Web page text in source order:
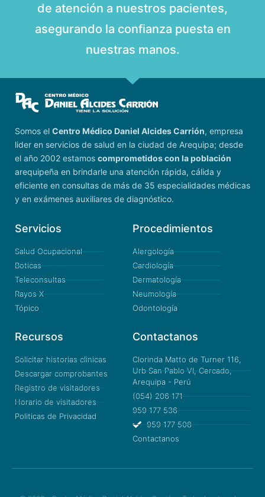
de atención a nuestros pacientes,
asegurando la confianza puesta en
nuestras manos.
Somos el Centro Médico Daniel Alcides Carrión, empresa
lider en servicios de salud en la ciudad de Arequipa; desde
el año 2002 estamos comprometidos con la población
arequipeña en brindarle una atención rápida, cálida y
eficiente en consultas de más de 35 especialidades médicas
y en exámenes auxiliares de diagnóstico.
Servicios
Salud Ocupacional
Boticas
Teleconsultas
Rayos X
Tópico
Procedimientos
Alergología
Cardiología
Dermatología
Neumología
Odontología
Recursos
Solicitar historias clinicas
Descargar comprobantes
Registro de visitadores
Horario de visitadores
Politicas de Privacidad
Contactanos
Clorinda Matto de Turner 116,
Urb San Pablo VI, Cercado,
Arequipa - Perú
(054) 206 171
959 177 536
959 177 508
Contactanos